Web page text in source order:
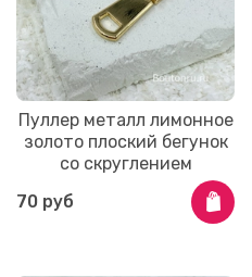
Пуллер металл лимонное
золото плоский бегунок
со скруглением
70 руб